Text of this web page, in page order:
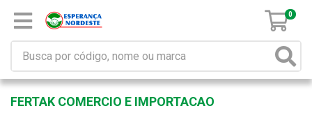
0
FERTAK COMERCIO E IMPORTACAO